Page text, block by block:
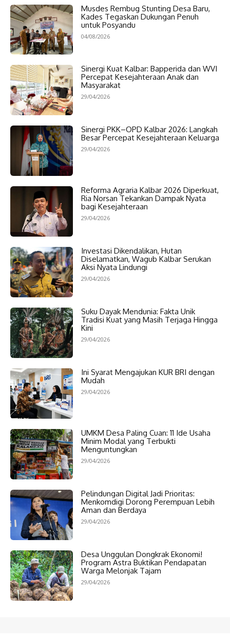
Musdes Rembug Stunting Desa Baru,
Kades Tegaskan Dukungan Penuh
untuk Posyandu
04/08/2026
Sinergi Kuat Kalbar: Bapperida dan WVI
Percepat Kesejahteraan Anak dan
Masyarakat
29/04/2026
Sinergi PKK–OPD Kalbar 2026: Langkah
Besar Percepat Kesejahteraan Keluarga
29/04/2026
Reforma Agraria Kalbar 2026 Diperkuat,
Ria Norsan Tekankan Dampak Nyata
bagi Kesejahteraan
29/04/2026
Investasi Dikendalikan, Hutan
Diselamatkan, Wagub Kalbar Serukan
Aksi Nyata Lindungi
29/04/2026
Suku Dayak Mendunia: Fakta Unik
Tradisi Kuat yang Masih Terjaga Hingga
Kini
29/04/2026
Ini Syarat Mengajukan KUR BRI dengan
Mudah
29/04/2026
UMKM Desa Paling Cuan: 11 Ide Usaha
Minim Modal yang Terbukti
Menguntungkan
29/04/2026
Pelindungan Digital Jadi Prioritas:
Menkomdigi Dorong Perempuan Lebih
Aman dan Berdaya
29/04/2026
Desa Unggulan Dongkrak Ekonomi!
Program Astra Buktikan Pendapatan
Warga Melonjak Tajam
29/04/2026